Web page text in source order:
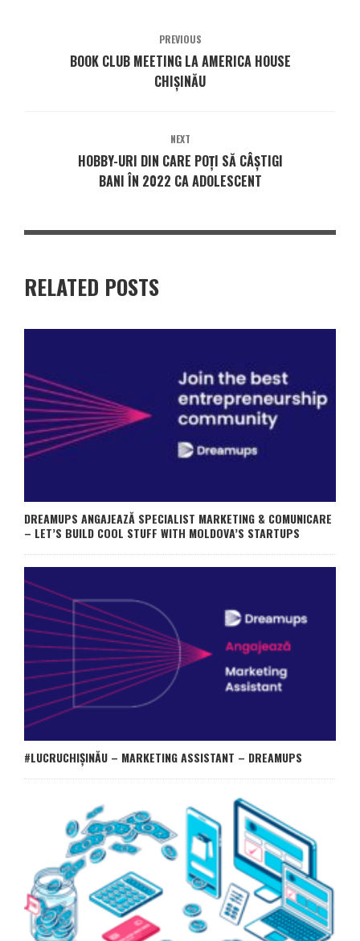
PREVIOUS
BOOK CLUB MEETING LA AMERICA HOUSE
CHIȘINĂU
NEXT
HOBBY-URI DIN CARE POȚI SĂ CÂȘTIGI
BANI ÎN 2022 CA ADOLESCENT
RELATED POSTS
DREAMUPS ANGAJEAZĂ SPECIALIST MARKETING & COMUNICARE
– LET’S BUILD COOL STUFF WITH MOLDOVA’S STARTUPS
#LUCRUCHIȘINĂU – MARKETING ASSISTANT – DREAMUPS